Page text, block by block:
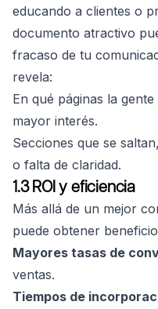
educando a clientes o
documento atractivo
fracaso de tu
revela:
En qué páginas la
mayor interés.
Secciones que se
o falta de claridad.
1.3 ROI y eficiencia
Más allá de un mejor
puede obtener
Mayores tasas de
ventas.
Tiempos de